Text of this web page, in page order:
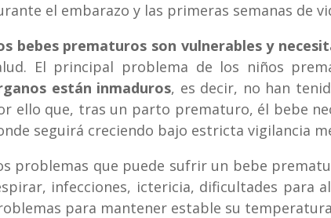
el embarazo y las primeras semanas de
bebes prematuros son vulnerables y
El principal problema de los niños
están inmaduros, es decir, no han
ello que, tras un parto prematuro, él bebe
seguirá creciendo bajo estricta vigilancia
problemas que puede sufrir un bebe
infecciones, ictericia, dificultades para
para mantener estable su